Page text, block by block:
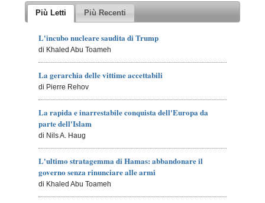
Più Letti Più Recenti
L'incubo nucleare saudita di Trump
di Khaled Abu Toameh
La gerarchia delle vittime accettabili
di Pierre Rehov
La rapida e inarrestabile conquista dell'Europa da
parte dell'Islam
di Nils A. Haug
L'ultimo stratagemma di Hamas: abbandonare il
governo senza rinunciare alle armi
di Khaled Abu Toameh